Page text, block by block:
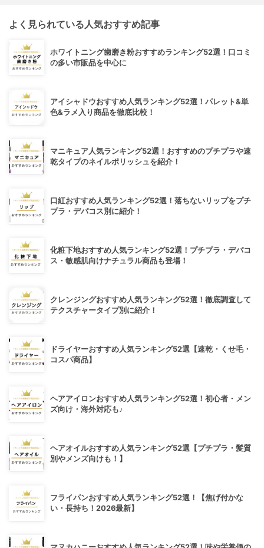
よく見られている人気おすすめ記事
ホワイトニング歯磨き粉おすすめランキング52選！口コミ
の多い市販品を中心に
アイシャドウおすすめ人気ランキング52選！パレット&単
色&ラメ入り商品を徹底比較！
マニキュア人気ランキング52選！おすすめのプチプラや速
乾タイプのネイルポリッシュを紹介！
口紅おすすめ人気ランキング52選！落ちないリップをプチ
プラ・デパコス別に紹介！
化粧下地おすすめ人気ランキング52選！プチプラ・デパコ
ス・敏感肌向けナチュラル商品も登場！
クレンジングおすすめ人気ランキング52選！徹底調査して
テクスチャータイプ別に紹介！
ドライヤーおすすめ人気ランキング52選【速乾・くせ毛・
コスパ商品】
ヘアアイロンおすすめ人気ランキング52選！初心者・メン
ズ向け・海外対応も♪
ヘアオイルおすすめ人気ランキング52選【プチプラ・髪質
別やメンズ向けも！】
フライパンおすすめ人気ランキング52選！【焦げ付かな
い・長持ち！2026最新】